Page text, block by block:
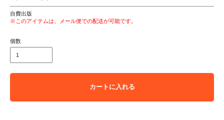
自費出版
※このアイテムは、メール便での配送が可能です。
個数
カートに入れる